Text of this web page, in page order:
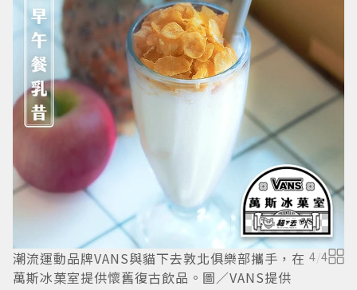
潮流運動品牌VANS與貓下去敦北俱樂部攜手，在
萬斯冰菓室提供懷舊復古飲品。圖／VANS提供
4/4